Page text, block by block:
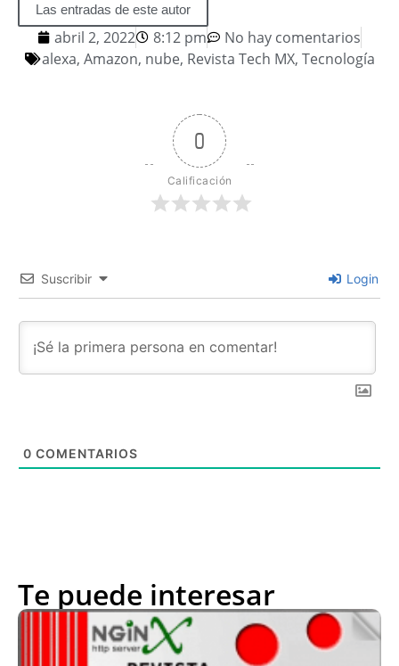
Las entradas de este autor
abril 2, 2022 8:12 pm
No hay comentarios
alexa, Amazon, nube, Revista Tech MX, Tecnología
0
Calificación
Suscribir Login
0 COMENTARIOS
Te puede interesar